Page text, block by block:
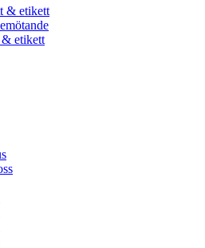
& etikett
& etikett